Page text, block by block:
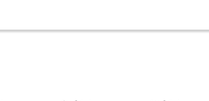
رمز ورود را